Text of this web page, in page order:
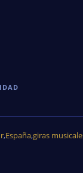
,España,giras